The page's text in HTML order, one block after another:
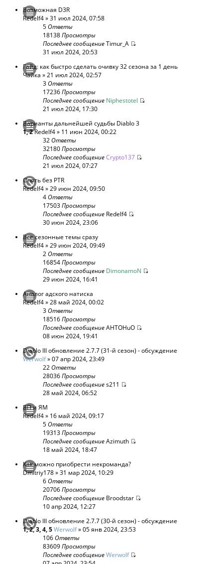
Возможная D3R
Redelf4» 31 июл 2024, 07:58
5Ответы
18138Просмотры
Последнее сообщениеTimur_A
31 июл 2024, 20:53
Гайд: как быстро сделать очивку 32 сезона за 1 день
Чайка » 21 июл 2024, 02:57
3Ответы
17236Просмотры
Последнее сообщение Niphestotel
21 июл 2024, 17:30
Варианты дальнейшей судьбы Diablo 3
1,2Redelf4» 11 июн 2024, 00:22
32Ответы
32180Просмотры
Последнее сообщениеCrypto137
21 июл 2024, 07:27
Опять без PTR
Redelf4» 29 июн 2024, 09:50
4Ответы
17503Просмотры
Последнее сообщение Redelf4
30 июн 2024, 23:06
Все сезонные темы сразу
Redelf4» 29 июн 2024, 09:49
2Ответы
16854Просмотры
Последнее сообщение DimonamoN
29 июн 2024, 16:41
Аналог адского натиска
Redelf4» 28 май 2024, 00:02
3Ответы
18516Просмотры
Последнее сообщениеAHTOHuO
08 июн 2024, 19:41
Diablo III обновление 2.7.7 (31-й сезон) - обсуждение
Werwolf» 07 апр 2024, 23:49
22Ответы
28036Просмотры
Последнее сообщениеs211
28 май 2024, 06:52
ВП и ЯМ
Redelf4» 16 май 2024, 09:17
5Ответы
19313Просмотры
Последнее сообщениеAzimuth
18 май 2024, 18:47
Как можно приобрести некроманда?
Dmitriy178» 31 мар 2024, 10:29
6Ответы
20706Просмотры
Последнее сообщение Broodstar
10 апр 2024, 12:27
Diablo III обновление 2.7.7 (30-й сезон) - обсуждение
1,2,3,4,5Werwolf» 05 янв 2024, 23:53
106Ответы
83609Просмотры
Последнее сообщениеWerwolf